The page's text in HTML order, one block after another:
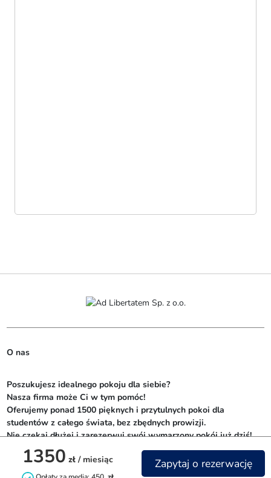
1350 zł / miesiąc Zapytaj o rezerwację
O nas
Poszukujesz idealnego pokoju dla siebie?
Nasza firma może Ci w tym pomóc!
Oferujemy ponad 1500 pięknych i przytulnych pokoi dla
studentów z całego świata, bez zbędnych prowizji.
Nie czekaj dłużej i zarezerwuj swój wymarzony pokój już dziś!